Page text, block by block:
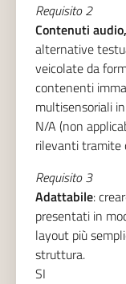
Requisito 2
Contenuti
alternative
veicolate da
contenenti
multisensoriali
N/A (non
rilevanti tramite
Requisito 3
Adattabile:
presentati in
layout più
struttura.
SI